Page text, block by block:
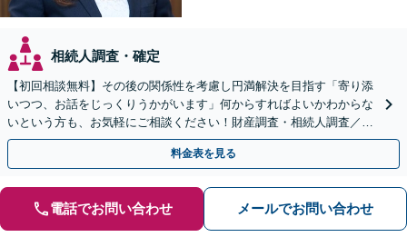
相続人調査・確定
【初回相談無料】その後の関係性を考慮し円満解決を目指す「寄り添
いつつ、お話をじっくりうかがいます」何からすればよいかわからな
いという方も、お気軽にご相談ください！財産調査・相続人調査／相
続放棄／使い込み／遺留分侵害額請求ほか
料金表を見る
電話でお問い合わせ メールでお問い合わせ